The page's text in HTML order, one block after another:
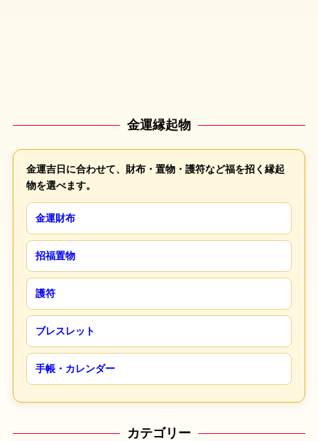
金運縁起物
金運吉日に合わせて、財布・置物・護符など福を招く縁起
物を選べます。
金運財布
招福置物
護符
ブレスレット
手帳・カレンダー
カテゴリー